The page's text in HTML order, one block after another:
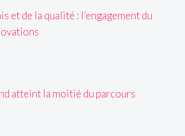
et de la qualité : l’engagement du
atteint la moitié du parcours